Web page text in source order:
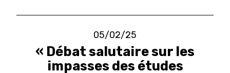
05/02/25
« Débat salutaire sur les
impasses des études